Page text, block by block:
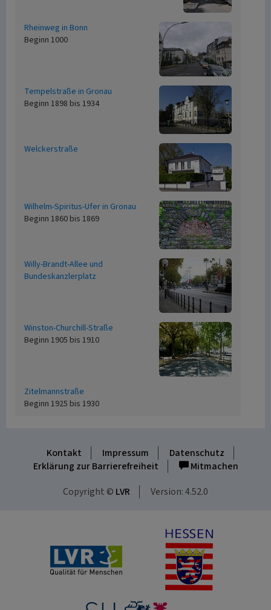
Rheinweg in Bonn
Beginn 1000
Tempelstraße in Gronau
Beginn 1898 bis 1934
Welckerstraße
Wilhelm-Spiritus-Ufer in Gronau
Beginn 1860 bis 1869
Willy-Brandt-Allee und
Bundeskanzlerplatz
Winston-Churchill-Straße
Beginn 1905 bis 1910
Zitelmannstraße
Beginn 1925 bis 1930
Kontakt Impressum
Datenschutz
Erklärung zur Barrierefreiheit
Mitmachen
Copyright © LVR Version: 4.52.0